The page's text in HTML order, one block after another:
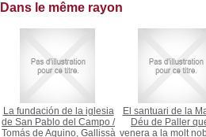
Dans le même rayon
La fundación de la iglesia
de San Pablo del Campo /
Tomás de Aquino, Gallissà
El santuari de la
Déu de Paller
venera a la molt